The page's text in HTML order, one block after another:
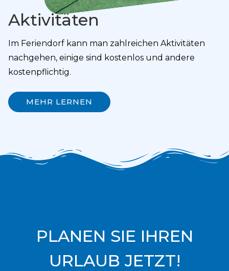
Aktivitäten
Im Feriendorf kann man zahlreichen Aktivitäten
nachgehen, einige sind kostenlos und andere
kostenpflichtig.
MEHR LERNEN
PLANEN SIE IHREN
URLAUB JETZT!